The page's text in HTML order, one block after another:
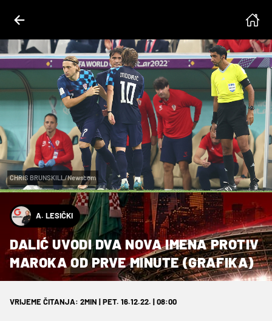
CHRIS BRUNSKILL/Newscom
A. LESIČKI
DALIĆ UVODI DVA NOVA IMENA PROTIV
MAROKA OD PRVE MINUTE (GRAFIKA)
VRIJEME ČITANJA: 2MIN | PET. 16.12.22. | 08:00